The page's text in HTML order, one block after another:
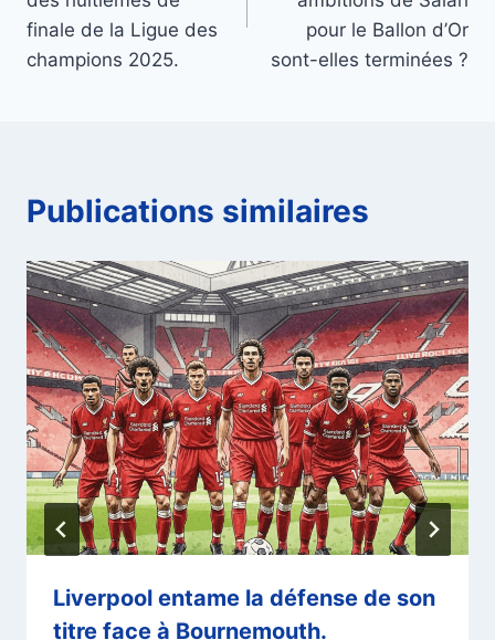
finale de la Ligue des
champions 2025.
pour le Ballon d’Or
sont-elles terminées ?
Publications similaires
Liverpool entame la défense de son
titre face à Bournemouth.